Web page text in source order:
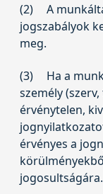
(2)
A
jogszabályok
meg.
(3)
Ha a
személy
érvénytelen,
érvényes a
jogosultságára.